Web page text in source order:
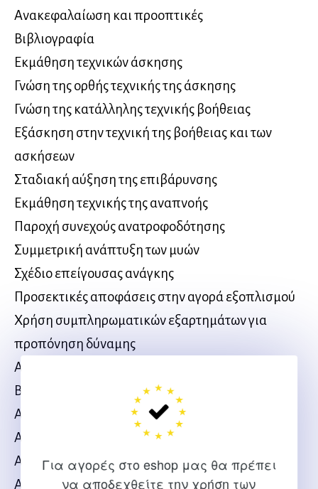
Για αγορές στο eshop μας θα πρέπει
να αποδεχθείτε την χρήση των
Ανακεφαλαίωση και προοπτικές
Βιβλιογραφία
Εκμάθηση τεχνικών άσκησης
Γνώση της ορθής τεχνικής της άσκησης
Γνώση της κατάλληλης τεχνικής βοήθειας
Εξάσκηση στην τεχνική της βοήθειας και των
ασκήσεων
Σταδιακή αύξηση της επιβάρυνσης
Εκμάθηση τεχνικής της αναπνοής
Παροχή συνεχούς ανατροφοδότησης
Συμμετρική ανάπτυξη των μυών
Σχέδιο επείγουσας ανάγκης
Προσεκτικές αποφάσεις στην αγορά εξοπλισμού
Χρήση συμπληρωματικών εξαρτημάτων για
προπόνηση δύναμης
Ανακεφαλαίωση και προοπτικές
Βιβλιογραφία
Ασκήσεις προπόνησης δύναμης
Ασκήσεις με συνασκούμενο
Ασκήσεις με ελαστικό σχοινί
Ασκήσεις για την ωμική ζώνη